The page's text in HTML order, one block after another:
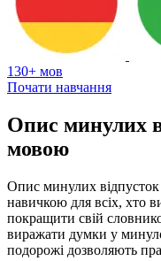
130+ мов
Почати навчання
Опис минулих
мовою
Опис минулих
навичкою для всіх, хто
покращити свій
виражати думки у
подорожі дозволяють